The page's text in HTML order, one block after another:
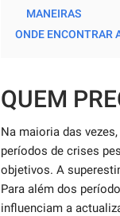
MANEIRAS
ONDE ENCONTRAR
QUEM
Na maioria das
períodos de crises
objetivos. A
Para além dos
influenciam a